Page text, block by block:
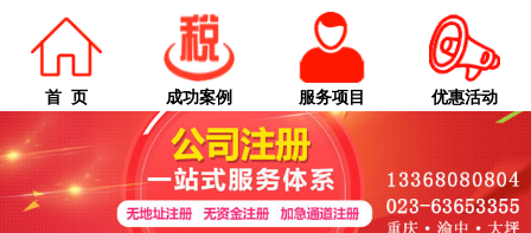
首 页 成功案例 服务项目 优惠活动